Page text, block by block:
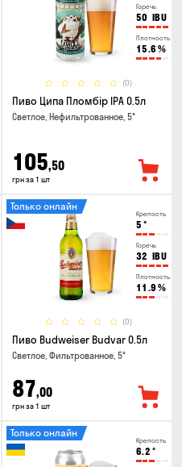
Горечь
50 IBU
Плотность
15.6 %
(0)
Пиво Ципа Пломбір IPA 0.5л
Светлое, Нефильтрованное, 5°
105,50
грн за 1 шт
Крепость
5 °
Горечь
32 IBU
Плотность
11.9 %
(0)
Только онлайн
Пиво Budweiser Budvar 0.5л
Светлое, Фильтрованное, 5°
87,00
грн за 1 шт
Крепость
6.2 °
Только онлайн